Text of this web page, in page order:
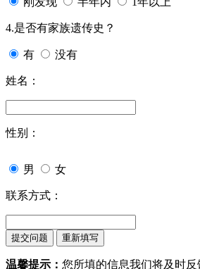
4.是否有家族遗传史？
有 没有
姓名：
性别：
男 女
联系方式：
温馨提示： 您所填的信息我们将及时